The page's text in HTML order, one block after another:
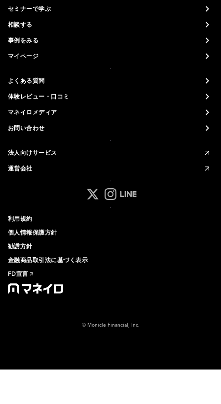
セミナーで学ぶ
相談する
事例をみる
マイページ
よくある質問
体験レビュー・口コミ
マネイロメディア
お問い合わせ
法人向けサービス
運営会社
マネイロ公式 Xアカウント
マネイロ公式 Instagramアカウ
マネイロ公式 LINEアカウ
利用規約
個人情報保護方針
勧誘方針
金融商品取引法に基づく表示
FD宣言
© Monicle Financial, Inc.